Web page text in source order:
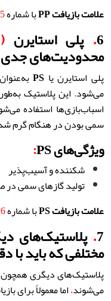
علامت بازیافت
با شماره5
6
. پلی استایرن (
محدودیت‌های جدی
پلی استایرن یا PS
می‌شود. این پلاستیک
اسباب‌بازی‌ها استفاده
سمی بودن در هنگام گرم
ویژگی‌های PS :
شکننده و آسیب‌پذیر
تولید گازهای سمی در
علامت بازیافت
با شماره6
7
. پلاستیک‌های
مختلفی که باید با
پلاستیک‌های دیگری همچون
می‌شوند،اما معمولاً برای